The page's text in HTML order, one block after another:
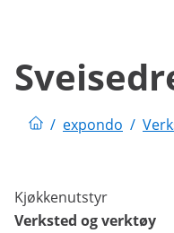
/ expondo /
Kjøkkenutstyr
Verksted og verktøy